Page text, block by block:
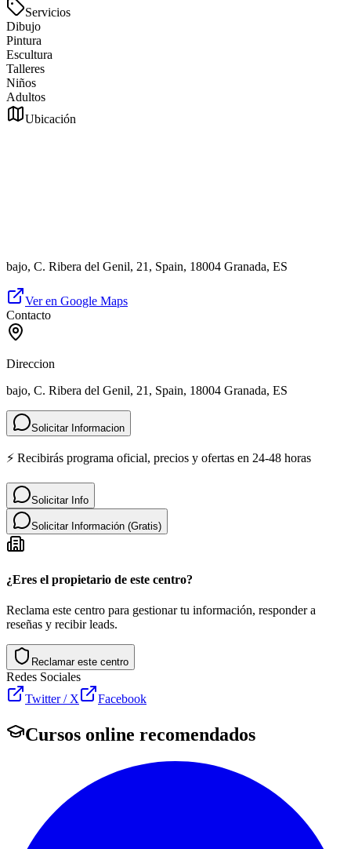
Servicios
Dibujo
Pintura
Escultura
Talleres
Niños
Adultos
Ubicación
bajo, C. Ribera del Genil, 21, Spain, 18004 Granada, ES
Ver en Google Maps
Contacto
Direccion
bajo, C. Ribera del Genil, 21, Spain, 18004 Granada, ES
Solicitar Informacion
⚡ Recibirás programa oficial, precios y ofertas en 24-48 horas
Solicitar Info
Solicitar Información (Gratis)
¿Eres el propietario de este centro?
Reclama este centro para gestionar tu información, responder a
reseñas y recibir leads.
Reclamar este centro
Redes Sociales
Twitter / X
Facebook
Cursos online recomendados